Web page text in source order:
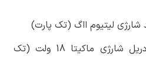
شارژی لیتیوم ااگ (تک پارت)
آموزش تعمیر کلید دریل شارژی ماکیتا 18 ولت (تک